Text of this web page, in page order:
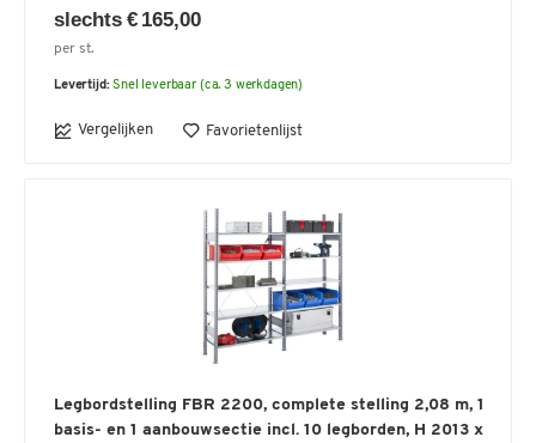
slechts € 165,00
per st.
Levertijd: Snel leverbaar (ca. 3 werkdagen)
Vergelijken Favorietenlijst
Legbordstelling FBR 2200, complete stelling 2,08 m, 1
basis- en 1 aanbouwsectie incl. 10 legborden, H 2013 x